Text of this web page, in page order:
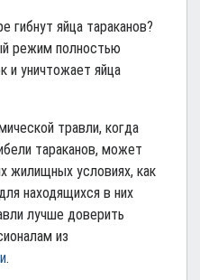
гибнут яйца тараканов?
режим полностью
и уничтожает яйца
травли, когда
тараканов, может
жилищных условиях, как
находящихся в них
лучше доверить
из
.